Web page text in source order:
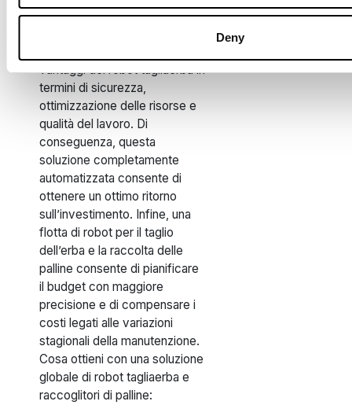
Deny
manutenzione del campo da
vantaggi dei robot tagliaerba in
termini di sicurezza,
ottimizzazione delle risorse e
qualità del lavoro. Di
conseguenza, questa
soluzione completamente
automatizzata consente di
ottenere un ottimo ritorno
sull’investimento. Infine, una
flotta di robot per il taglio
dell’erba e la raccolta delle
palline consente di pianificare
il budget con maggiore
precisione e di compensare i
costi legati alle variazioni
stagionali della manutenzione.
Cosa ottieni con una soluzione
globale di robot tagliaerba e
raccoglitori di palline: